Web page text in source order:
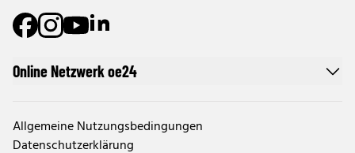
Online Netzwerk oe24
Allgemeine Nutzungsbedingungen
Datenschutzerklärung